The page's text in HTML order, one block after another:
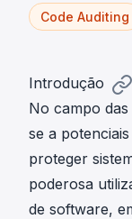
Code Auditing
Introdução
No campo
se a
proteger
poderosa
de software,